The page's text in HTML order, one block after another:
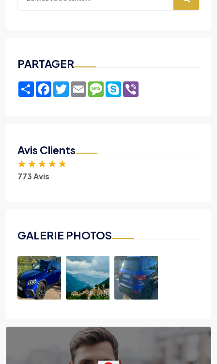
PARTAGER
ShareFacebook
TwitterEmailMessage
Skype
Avis Clients
★ ★ ★ ★ ★
773 Avis
GALERIE PHOTOS